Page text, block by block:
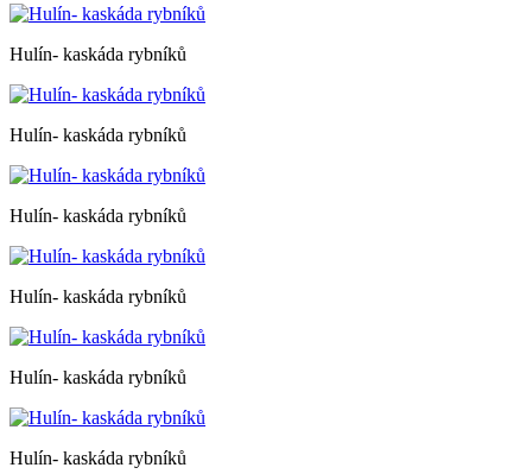
Hulín- kaskáda rybníků
Hulín- kaskáda rybníků
Hulín- kaskáda rybníků
Hulín- kaskáda rybníků
Hulín- kaskáda rybníků
Hulín- kaskáda rybníků